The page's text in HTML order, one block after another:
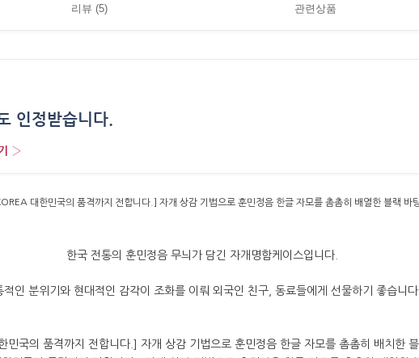
리뷰 (5) 관련상품
인정받습니다.
›
한국 전통의 훈민정음 무늬가 담긴 자개명함케이스입니다.
적인 분위기와 현대적인 감각이 조화를 이뤄 외국인 친구, 동료들에게 선물하기 좋습니다.